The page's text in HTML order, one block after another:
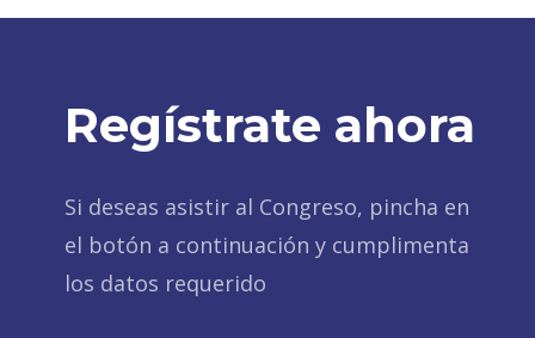
Regístrate ahora
Si deseas asistir al Congreso, pincha en
el botón a continuación y cumplimenta
los datos requerido